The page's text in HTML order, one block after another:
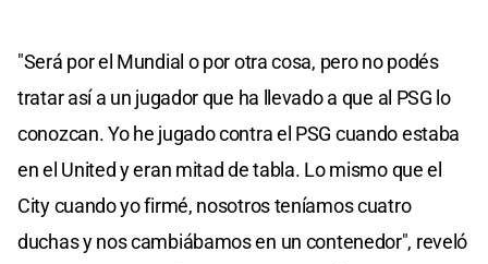
"Será por el Mundial o por otra cosa, pero no podés
tratar así a un jugador que ha llevado a que al PSG lo
conozcan. Yo he jugado contra el PSG cuando estaba
en el United y eran mitad de tabla. Lo mismo que el
City cuando yo firmé, nosotros teníamos cuatro
duchas y nos cambiábamos en un contenedor", reveló